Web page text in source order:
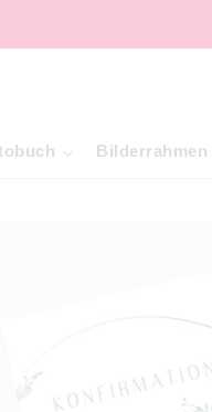
Bilderrahmen